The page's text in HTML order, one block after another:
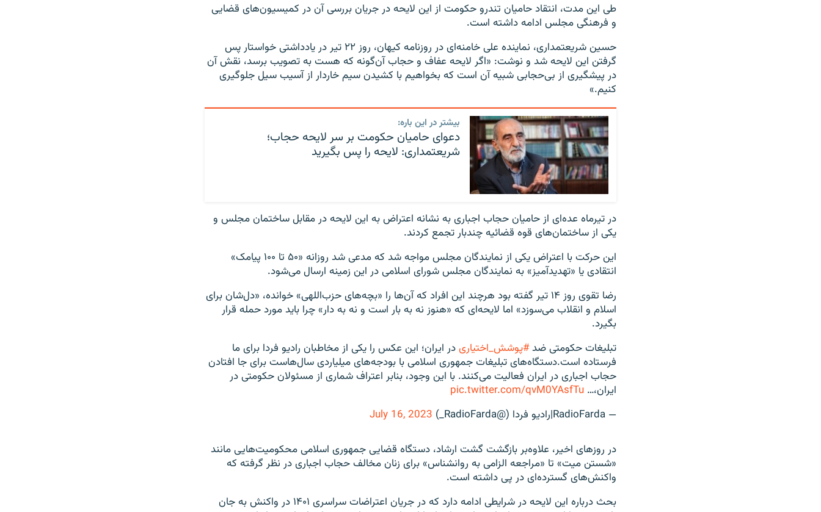
طی این مدت، انتقاد حامیان تندرو حکومت از این لایحه در جریان بررسی آن در کمیسیون‌های قضایی
و فرهنگی مجلس ادامه داشته است.
حسین شریعتمداری، نماینده علی خامنه‌ای در روزنامه کیهان، روز ۲۲ تیر در یادداشتی خواستار پس
گرفتن این لایحه شد و نوشت: «اگر لایحه عفاف و حجاب‌ آن‌گونه که هست به تصویب برسد، نقش آن
در پیشگیری از بی‌حجابی شبیه آن است که بخواهیم با کشیدن سیم خاردار از آسیب سیل جلوگیری
کنیم.»
بیشتر در این باره:
دعوای حامیان حکومت بر سر لایحه حجاب‌؛
شریعتمداری: لایحه را پس بگیرید
در تیرماه عده‌ای از حامیان حجاب اجباری به نشانه اعتراض به این لایحه در مقابل ساختمان مجلس و
یکی از ساختمان‌های قوه قضائیه چندبار تجمع کردند.
این حرکت با اعتراض یکی از نمایندگان مجلس مواجه شد که مدعی شد روزانه «۵۰ تا ۱۰۰ پیامک»
انتقادی یا «تهدیدآمیز» به نمایندگان مجلس شورای اسلامی در این زمینه ارسال می‌شود.
رضا تقوی روز ۱۴ تیر گفته بود هرچند این افراد که آن‌ها را «بچه‌های حزب‌اللهی» خوانده، «دل‌شان برای
اسلام و انقلاب می‌سوزد» اما لایحه‌ای که «هنوز نه به بار است و نه به دار» چرا باید مورد حمله قرار
بگیرد.
تبلیغات حکومتی ضد#پوشش_اختیاریدر ایران؛ این عکس را یکی از مخاطبان رادیو فردا برای ما
فرستاده است.دستگاه‌های تبلیغات جمهوری اسلامی با بودجه‌های میلیاردی سال‌هاست برای جا افتادن
حجاب اجباری در ایران فعالیت می‌کنند. با این وجود، بنابر اعتراف شماری از مسئولان حکومتی در
ایران،…pic.twitter.com/qvM0YAsfTu
— RadioFarda‌|‌راديو فردا (@RadioFarda_)
July 16, 2023
در روزهای اخیر، علاوه‌بر بازگشت گشت ارشاد، دستگاه قضایی جمهوری اسلامی محکومیت‌هایی مانند
«شستن میت» تا «مراجعه الزامی به روانشناس» برای زنان مخالف حجاب اجباری در نظر گرفته که
واکنش‌های گسترده‌ای در پی داشته است.
بحث درباره این لایحه در شرایطی ادامه دارد که در جریان اعتراضات سراسری ۱۴۰۱ در واکنش به جان